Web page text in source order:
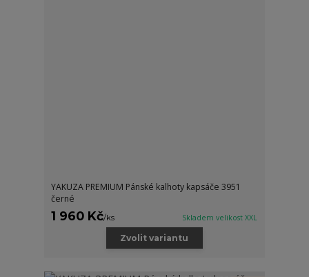
YAKUZA PREMIUM Pánské kalhoty kapsáče 3951
černé
1 960 Kč/ks Skladem velikost XXL
Zvolit variantu